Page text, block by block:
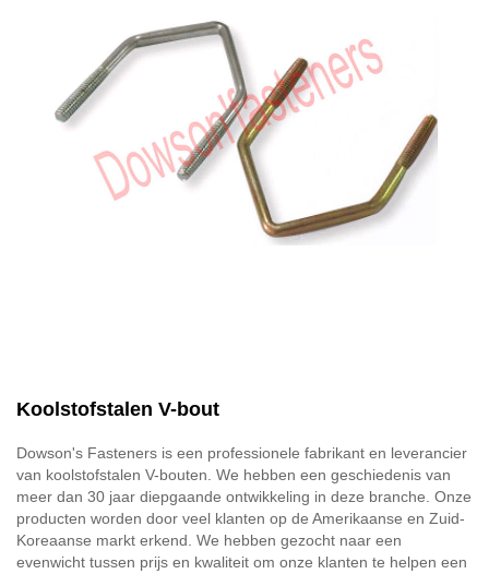
Koolstofstalen V-bout
Dowson's Fasteners is een professionele fabrikant en leverancier
van koolstofstalen V-bouten. We hebben een geschiedenis van
meer dan 30 jaar diepgaande ontwikkeling in deze branche. Onze
producten worden door veel klanten op de Amerikaanse en Zuid-
Koreaanse markt erkend. We hebben gezocht naar een
evenwicht tussen prijs en kwaliteit om onze klanten te helpen een